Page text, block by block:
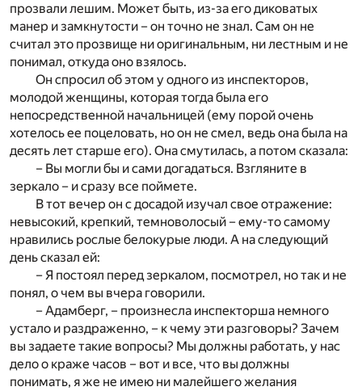
прозвали лешим. Может быть, из-за его диковатых
манер и замкнутости – он точно не знал. Сам он не
считал это прозвище ни оригинальным, ни лестным и не
понимал, откуда оно взялось.
Он спросил об этом у одного из инспекторов,
молодой женщины, которая тогда была его
непосредственной начальницей (ему порой очень
хотелось ее поцеловать, но он не смел, ведь она была на
десять лет старше его). Она смутилась, а потом сказала:
– Вы могли бы и сами догадаться. Взгляните в
зеркало – и сразу все поймете.
В тот вечер он с досадой изучал свое отражение:
невысокий, крепкий, темноволосый – ему-то самому
нравились рослые белокурые люди. А на следующий
день сказал ей:
– Я постоял перед зеркалом, посмотрел, но так и не
понял, о чем вы вчера говорили.
– Адамберг, – произнесла инспекторша немного
устало и раздраженно, – к чему эти разговоры? Зачем
вы задаете такие вопросы? Мы должны работать, у нас
дело о краже часов – вот и все, что вы должны
понимать, я же не имею ни малейшего желания